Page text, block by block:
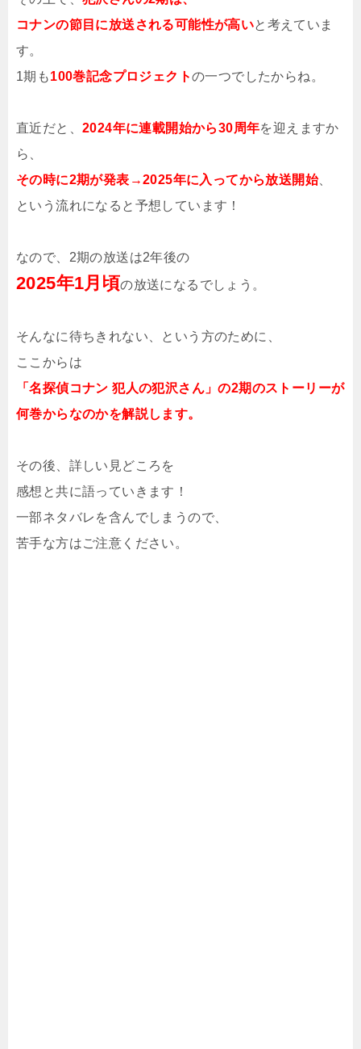
コナンの節目に放送される可能性が高いと考えていま
す。
1期も100巻記念プロジェクトの一つでしたからね。
直近だと、 2024年に連載開始から30周年を迎えますか
ら、
その時に2期が発表→2025年に入ってから放送開始、
という流れになると予想しています！
なので、2期の放送は2年後の
2025年1月頃の放送になるでしょう。
そんなに待ちきれない、という方のために、
ここからは
「名探偵コナン 犯人の犯沢さん」の2期のストーリーが
何巻からなのかを解説します。
その後、詳しい見どころを
感想と共に語っていきます！
一部ネタバレを含んでしまうので、
苦手な方はご注意ください。